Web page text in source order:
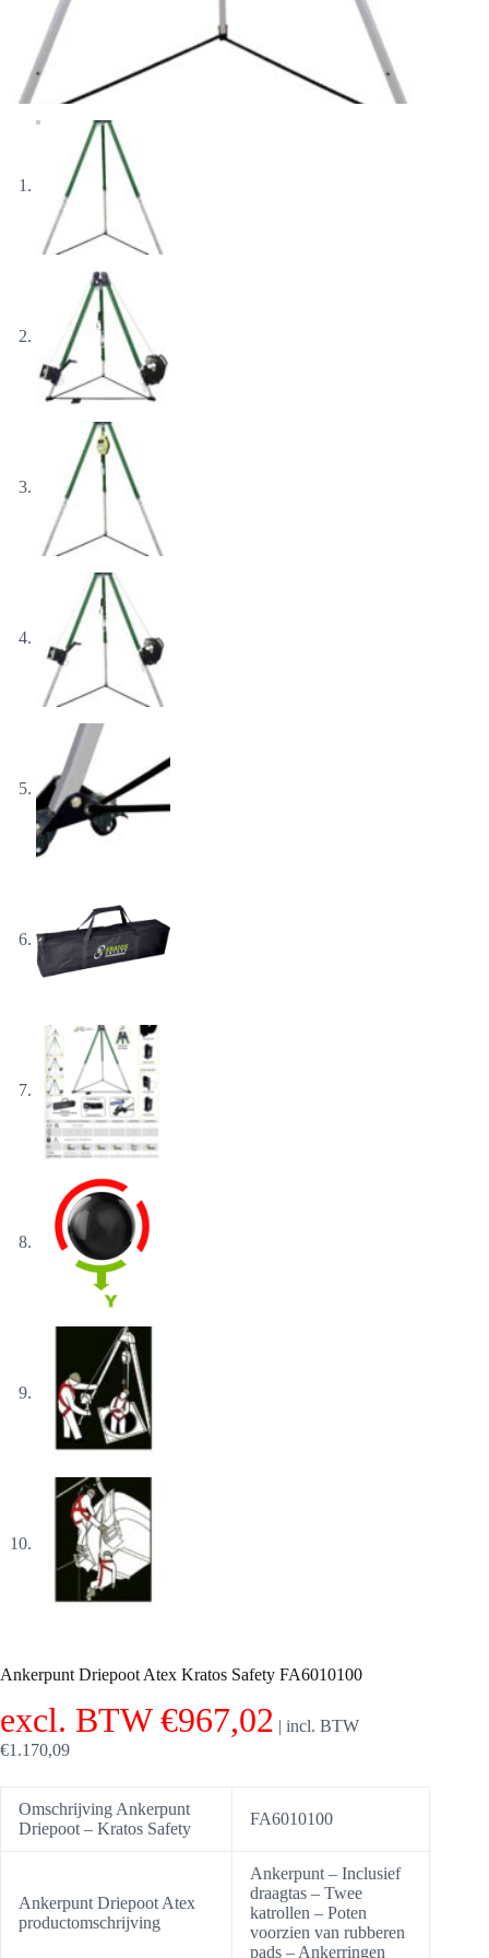
Ankerpunt Driepoot Atex Kratos Safety FA6010100
excl. BTW€967,02 | incl. BTW
€1.170,09
Omschrijving Ankerpunt
Driepoot – Kratos Safety
FA6010100
Ankerpunt Driepoot Atex
productomschrijving
Ankerpunt – Inclusief
draagtas – Twee
katrollen – Poten
voorzien van rubberen
pads – Ankerringen